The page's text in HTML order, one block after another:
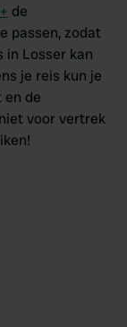
de
passen, zodat
in Losser kan
je reis kun je
en de
voor vertrek